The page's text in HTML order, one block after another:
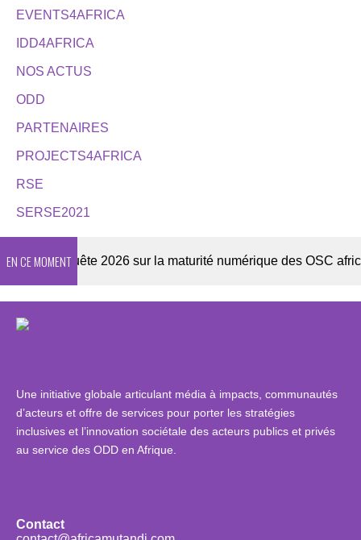
EVENTS4AFRICA
IDD4AFRICA
NOS ACTUS
ODD
PARTENAIRES
PROJECTS4AFRICA
RSE
SERSE2021
EN CE MOMENT
Enquête 2026 sur la maturité numérique des OSC
Une initiative globale articulant média à impacts, communautés
d’acteurs et offre de services pour porter les stratégies
inclusives et l’innovation sociétale des acteurs publics et privés
au service des ODD en Afrique.
Contact